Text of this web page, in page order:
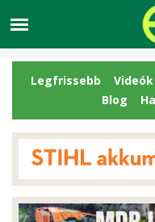
Legfrissebb Videók
Blog